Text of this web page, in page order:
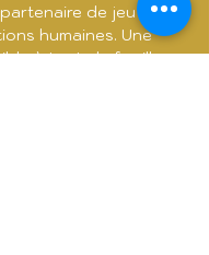
de jeu et
humaines. Une
à toute la famille.